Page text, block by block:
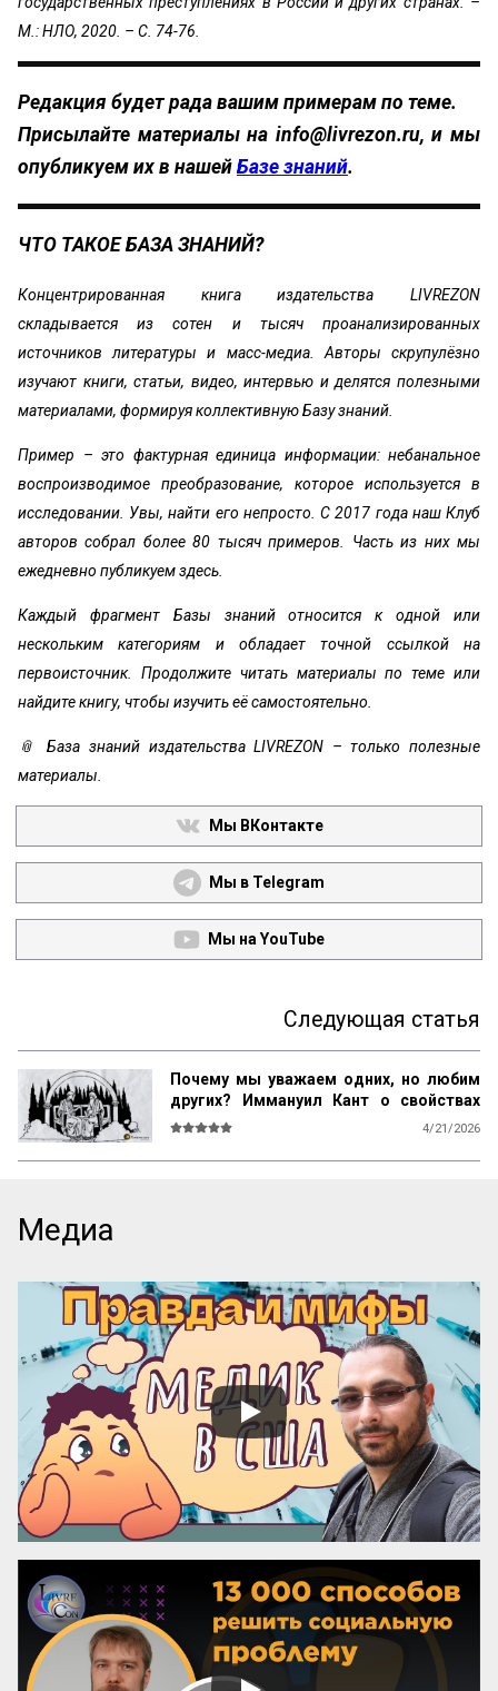
М.: НЛО, 2020. – С. 74-76.
Редакция будет рада вашим примерам по теме.
Присылайте материалы на info@livrezon.ru, и мы
опубликуем их в нашей Базе знаний.
ЧТО ТАКОЕ БАЗА ЗНАНИЙ?
Концентрированная книга издательства LIVREZON
складывается из сотен и тысяч проанализированных
источников литературы и масс-медиа. Авторы скрупулёзно
изучают книги, статьи, видео, интервью и делятся полезными
материалами, формируя коллективную Базу знаний.
Пример – это фактурная единица информации: небанальное
воспроизводимое преобразование, которое используется в
исследовании. Увы, найти его непросто. С 2017 года наш Клуб
авторов собрал более 80 тысяч примеров. Часть из них мы
ежедневно публикуем здесь.
Каждый фрагмент Базы знаний относится к одной или
нескольким категориям и обладает точной ссылкой на
первоисточник. Продолжите читать материалы по теме или
найдите книгу, чтобы изучить её самостоятельно.
📎 База знаний издательства LIVREZON – только полезные
материалы.
Мы ВКонтакте
Мы в Telegram
Мы на YouTube
Следующая статья
Почему мы уважаем одних, но любим
других? Иммануил Кант о свойствах
возвышенного и прекрасного
4/21/2026
добродетель бургомистра. Правдивость
и честность просты и благородны, шутка
и угодливая лесть тонки и красивы.
Учтивость украшение добродетели.
Бескорыстное служебное рвение
благородно, утонченность и вежливость
прекрасны. Возвышенные свойства
внушают уважение, прекрасные любовь.
Люди, чувство которых обращено
преимущественно на прекрасное, ищут
себе честных, вер...
Медиа